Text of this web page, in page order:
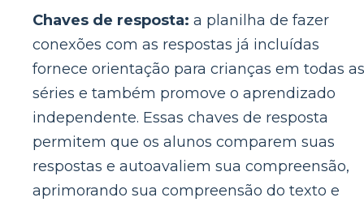
Chaves de resposta: a planilha de fazer
conexões com as respostas já incluídas
fornece orientação para crianças em todas as
séries e também promove o aprendizado
independente. Essas chaves de resposta
permitem que os alunos comparem suas
respostas e autoavaliem sua compreensão,
aprimorando sua compreensão do texto e